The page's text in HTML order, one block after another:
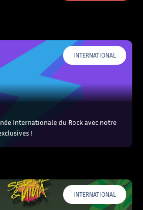
INTERNATIONAL
Internationale du Rock avec notre
!
INTERNATIONAL